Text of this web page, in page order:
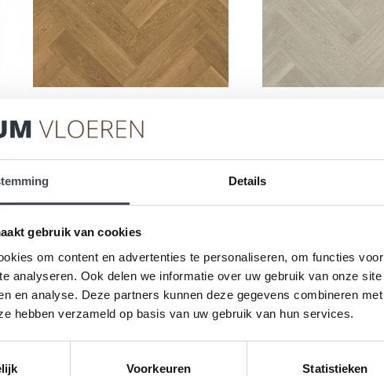
Details
gebruik van cookies
om content en advertenties te personaliseren, om functies
analyseren. Ook delen we informatie over uw gebruik van onze
en analyse. Deze partners kunnen deze gegevens combineren
hebben verzameld op basis van uw gebruik van hun services.
Voorkeuren Statistieken
Designflooring – Van
Gogh Rigid Core –
Golden Brushed Oak
SM-VGW122T-RKP
PRODUCT BEKIJKEN
Brushed Oak
VGW120T-RKP
PRODUCT